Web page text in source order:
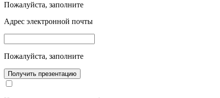
Пожалуйста, заполните
Адрес электронной почты
Пожалуйста, заполните
Получить презентацию